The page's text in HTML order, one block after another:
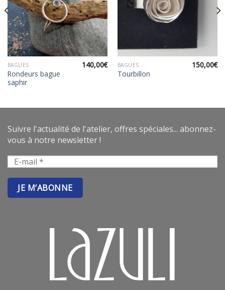
BAGUES
Rondeurs bague
saphir
140,00€ BAGUES
Tourbillon
150,00€
Suivre l'actualité de l'atelier, offres spéciales... abonnez-
vous à notre newsletter !